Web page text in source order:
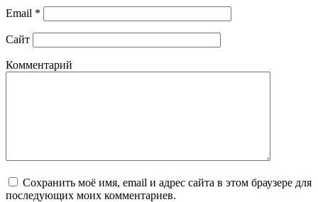
Email *
Сайт
Комментарий
Сохранить моё имя, email и адрес сайта в этом браузере для
последующих моих комментариев.